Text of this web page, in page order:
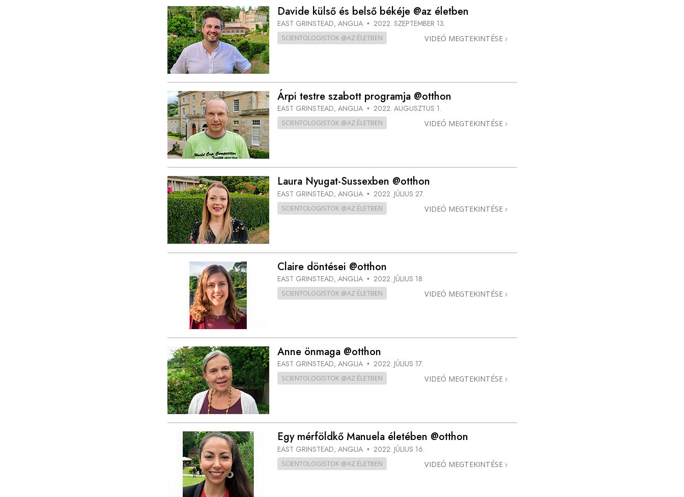
Davide külső és belső békéje @az életben
EAST GRINSTEAD, ANGLIA • 2022. SZEPTEMBER 13.
SCIENTOLOGISTOK @AZ ÉLETBEN VIDEÓ MEGTEKINTÉSE
Árpi testre szabott programja @otthon
EAST GRINSTEAD, ANGLIA • 2022. AUGUSZTUS 1.
SCIENTOLOGISTOK @AZ ÉLETBEN VIDEÓ MEGTEKINTÉSE
Laura Nyugat-Sussexben @otthon
EAST GRINSTEAD, ANGLIA • 2022. JÚLIUS 27.
SCIENTOLOGISTOK @AZ ÉLETBEN VIDEÓ MEGTEKINTÉSE
Claire döntései @otthon
EAST GRINSTEAD, ANGLIA • 2022. JÚLIUS 18.
SCIENTOLOGISTOK @AZ ÉLETBEN VIDEÓ MEGTEKINTÉSE
Anne önmaga @otthon
EAST GRINSTEAD, ANGLIA • 2022. JÚLIUS 17.
SCIENTOLOGISTOK @AZ ÉLETBEN VIDEÓ MEGTEKINTÉSE
Egy mérföldkő Manuela életében @otthon
EAST GRINSTEAD, ANGLIA • 2022. JÚLIUS 16.
SCIENTOLOGISTOK @AZ ÉLETBEN VIDEÓ MEGTEKINTÉSE